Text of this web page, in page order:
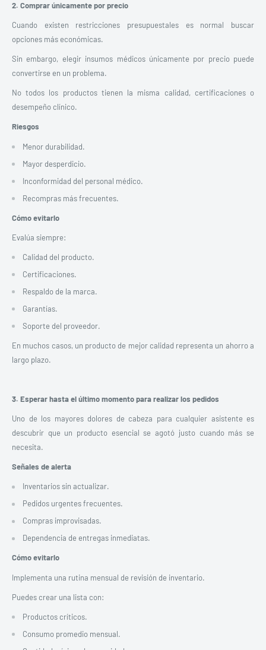
2. Comprar únicamente por precio
Cuando existen restricciones presupuestales es normal buscar
opciones más económicas.
Sin embargo, elegir insumos médicos únicamente por precio puede
convertirse en un problema.
No todos los productos tienen la misma calidad, certificaciones o
desempeño clínico.
Riesgos
Menor durabilidad.
Mayor desperdicio.
Inconformidad del personal médico.
Recompras más frecuentes.
Cómo evitarlo
Evalúa siempre:
Calidad del producto.
Certificaciones.
Respaldo de la marca.
Garantías.
Soporte del proveedor.
En muchos casos, un producto de mejor calidad representa un ahorro a
largo plazo.
3. Esperar hasta el último momento para realizar los pedidos
Uno de los mayores dolores de cabeza para cualquier asistente es
descubrir que un producto esencial se agotó justo cuando más se
necesita.
Señales de alerta
Inventarios sin actualizar.
Pedidos urgentes frecuentes.
Compras improvisadas.
Dependencia de entregas inmediatas.
Cómo evitarlo
Implementa una rutina mensual de revisión de inventario.
Puedes crear una lista con:
Productos críticos.
Consumo promedio mensual.